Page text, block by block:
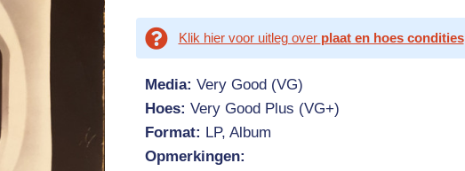
Klik hier voor uitleg over plaat en hoes condities
Media: Very Good (VG)
Hoes: Very Good Plus (VG+)
Format: LP, Album
Opmerkingen: